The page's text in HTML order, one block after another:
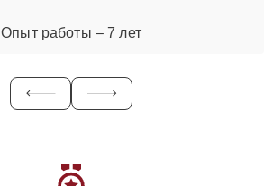
Опыт работы – 7 лет